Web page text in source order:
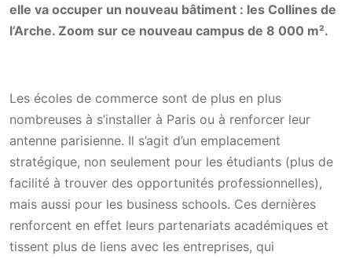
elle va occuper un nouveau bâtiment : les Collines de
l’Arche. Zoom sur ce nouveau campus de 8 000 m².
Les écoles de commerce sont de plus en plus
nombreuses à s’installer à Paris ou à renforcer leur
antenne parisienne. Il s’agit d’un emplacement
stratégique, non seulement pour les étudiants (plus de
facilité à trouver des opportunités professionnelles),
mais aussi pour les business schools. Ces dernières
renforcent en effet leurs partenariats académiques et
tissent plus de liens avec les entreprises, qui